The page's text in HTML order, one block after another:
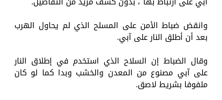
وانقض ضباط الأمن على المسلح الذي لم يحاول الهرب
بعد أن أطلق النار على آبي.
وقال الضباط إن السلاح الذي استخدم في إطلاق النار
على آبي مصنوع من المعدن والخشب وبدا كما لو كان
ملفوفا بشريط لاصق.